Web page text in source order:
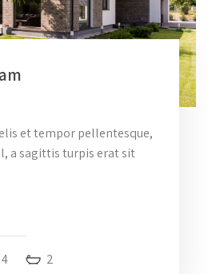
et tempor pellentesque,
a sagittis turpis erat sit
4 2